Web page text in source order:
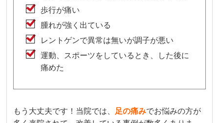
歩行が痛い
腫れが強く出ている
レントゲンで異常は無いが調子が悪い
運動、スポーツをしているとき、した後に
痛めた
もう大丈夫です！当院では、 足の痛みでお悩みの方が